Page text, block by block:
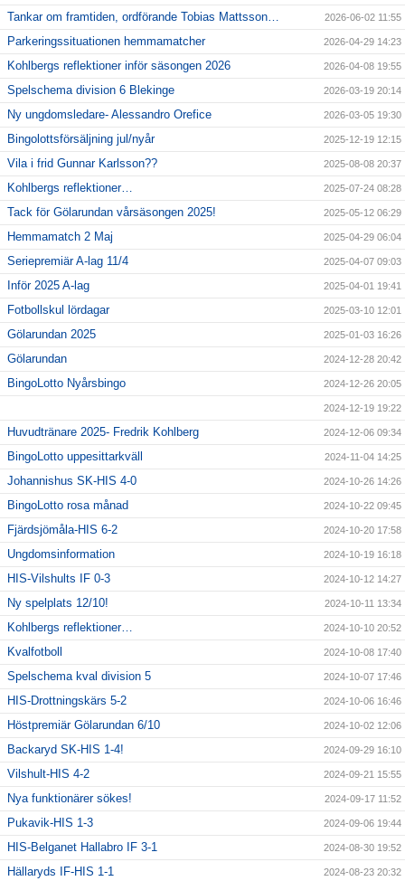
Tankar om framtiden, ordförande Tobias Mattsson… 2026-06-02 11:55
Parkeringssituationen hemmamatcher 2026-04-29 14:23
Kohlbergs reflektioner inför säsongen 2026 2026-04-08 19:55
Spelschema division 6 Blekinge 2026-03-19 20:14
Ny ungdomsledare- Alessandro Orefice 2026-03-05 19:30
Bingolottsförsäljning jul/nyår 2025-12-19 12:15
Vila i frid Gunnar Karlsson?? 2025-08-08 20:37
Kohlbergs reflektioner… 2025-07-24 08:28
Tack för Gölarundan vårsäsongen 2025! 2025-05-12 06:29
Hemmamatch 2 Maj 2025-04-29 06:04
Seriepremiär A-lag 11/4 2025-04-07 09:03
Inför 2025 A-lag 2025-04-01 19:41
Fotbollskul lördagar 2025-03-10 12:01
Gölarundan 2025 2025-01-03 16:26
Gölarundan 2024-12-28 20:42
BingoLotto Nyårsbingo 2024-12-26 20:05
2024-12-19 19:22
Huvudtränare 2025- Fredrik Kohlberg 2024-12-06 09:34
BingoLotto uppesittarkväll 2024-11-04 14:25
Johannishus SK-HIS 4-0 2024-10-26 14:26
BingoLotto rosa månad 2024-10-22 09:45
Fjärdsjömåla-HIS 6-2 2024-10-20 17:58
Ungdomsinformation 2024-10-19 16:18
HIS-Vilshults IF 0-3 2024-10-12 14:27
Ny spelplats 12/10! 2024-10-11 13:34
Kohlbergs reflektioner… 2024-10-10 20:52
Kvalfotboll 2024-10-08 17:40
Spelschema kval division 5 2024-10-07 17:46
HIS-Drottningskärs 5-2 2024-10-06 16:46
Höstpremiär Gölarundan 6/10 2024-10-02 12:06
Backaryd SK-HIS 1-4! 2024-09-29 16:10
Vilshult-HIS 4-2 2024-09-21 15:55
Nya funktionärer sökes! 2024-09-17 11:52
Pukavik-HIS 1-3 2024-09-06 19:44
HIS-Belganet Hallabro IF 3-1 2024-08-30 19:52
Hällaryds IF-HIS 1-1 2024-08-23 20:32